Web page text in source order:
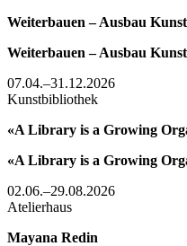
Weiterbauen – Ausbau
Weiterbauen – Ausbau
07.04.–31.12.2026
Kunstbibliothek
«A Library is a Growing
«A Library is a Growing
02.06.–29.08.2026
Atelierhaus
Mayana Redin